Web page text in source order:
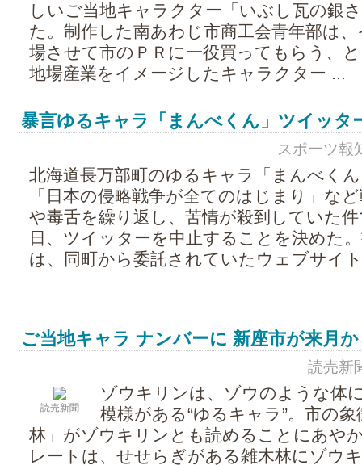
しいご当地キャラクター「いぶし瓦の銀
た。制作した南あわじ市商工会青年部は
場させて市のＰＲに一役買ってもらう、
地場産業をイメージしたキャラクター ...
暴言ゆるキャラ「まんべくん」ツイッタ
スポーツ報
北海道長万部町のゆるキャラ「まんべく
「日本の侵略戦争が全てのはじまり」な
や毒舌を繰り返し、苦情が殺到していた
日、ツイッターを中止することを決めた
は、同町から委託されていたウェブサイ
ご当地キャラ ナンバーに 新座市が来月
読売新
読売新聞
ゾウキリンは、ゾウのような体
模様がある“ゆるキャラ”。市の
林」がゾウキリンとも読めることにあや
レートは、せせらぎがある雑木林にゾウ